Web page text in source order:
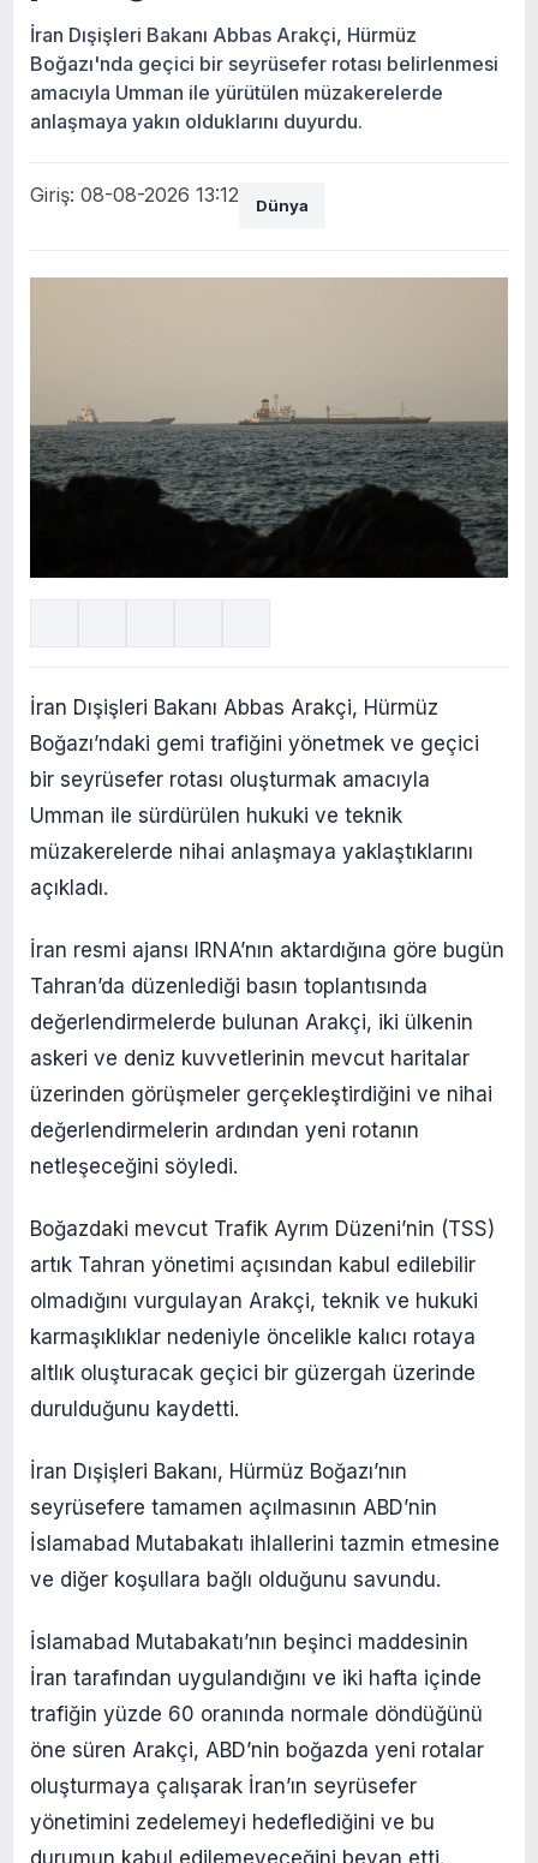
İran Dışişleri Bakanı Abbas Arakçi, Hürmüz
Boğazı'nda geçici bir seyrüsefer rotası belirlenmesi
amacıyla Umman ile yürütülen müzakerelerde
anlaşmaya yakın olduklarını duyurdu.
Giriş: 08-08-2026 13:12 Dünya
İran Dışişleri Bakanı Abbas Arakçi, Hürmüz
Boğazı’ndaki gemi trafiğini yönetmek ve geçici
bir seyrüsefer rotası oluşturmak amacıyla
Umman ile sürdürülen hukuki ve teknik
müzakerelerde nihai anlaşmaya yaklaştıklarını
açıkladı.
İran resmi ajansı IRNA’nın aktardığına göre bugün
Tahran’da düzenlediği basın toplantısında
değerlendirmelerde bulunan Arakçi, iki ülkenin
askeri ve deniz kuvvetlerinin mevcut haritalar
üzerinden görüşmeler gerçekleştirdiğini ve nihai
değerlendirmelerin ardından yeni rotanın
netleşeceğini söyledi.
Boğazdaki mevcut Trafik Ayrım Düzeni’nin (TSS)
artık Tahran yönetimi açısından kabul edilebilir
olmadığını vurgulayan Arakçi, teknik ve hukuki
karmaşıklıklar nedeniyle öncelikle kalıcı rotaya
altlık oluşturacak geçici bir güzergah üzerinde
durulduğunu kaydetti.
İran Dışişleri Bakanı, Hürmüz Boğazı’nın
seyrüsefere tamamen açılmasının ABD’nin
İslamabad Mutabakatı ihlallerini tazmin etmesine
ve diğer koşullara bağlı olduğunu savundu.
İslamabad Mutabakatı’nın beşinci maddesinin
İran tarafından uygulandığını ve iki hafta içinde
trafiğin yüzde 60 oranında normale döndüğünü
öne süren Arakçi, ABD’nin boğazda yeni rotalar
oluşturmaya çalışarak İran’ın seyrüsefer
yönetimini zedelemeyi hedeflediğini ve bu